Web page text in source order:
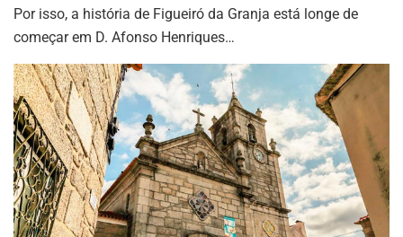
Por isso, a história de Figueiró da Granja está longe de
começar em D. Afonso Henriques…